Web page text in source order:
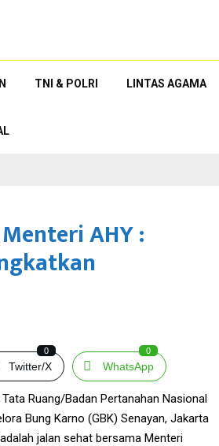
TNI & POLRI LINTAS AGAMA
AHY :
Twitter/X
0
WhatsApp
0
Ruang/Badan Pertanahan Nasional
Bung Karno (GBK) Senayan, Jakarta
jalan sehat bersama Menteri